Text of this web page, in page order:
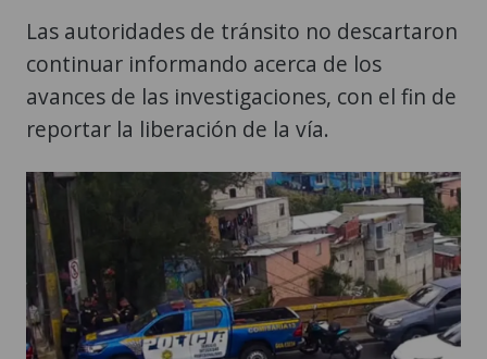
Las autoridades de tránsito no descartaron
continuar informando acerca de los
avances de las investigaciones, con el fin de
reportar la liberación de la vía.